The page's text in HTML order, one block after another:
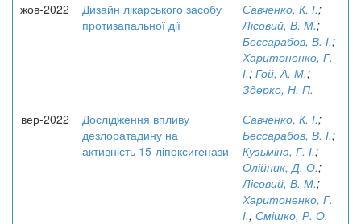
жов-2022
Дизайн лікарського засобу
протизапальної дії
Савченко, К. І.;
Лісовий, В. М.;
Бессарабов, В. І.;
Харитоненко, Г.
І.; Гой, А. М.;
Здерко, Н. П.
вер-2022
Дослідження впливу
дезлоратадину на
активність 15-ліпоксигенази
Савченко, К. І.;
Бессарабов, В. І.;
Кузьміна, Г. І.;
Олійник, Д. О.;
Лісовий, В. М.;
Харитоненко, Г.
І.; Смішко, Р. О.